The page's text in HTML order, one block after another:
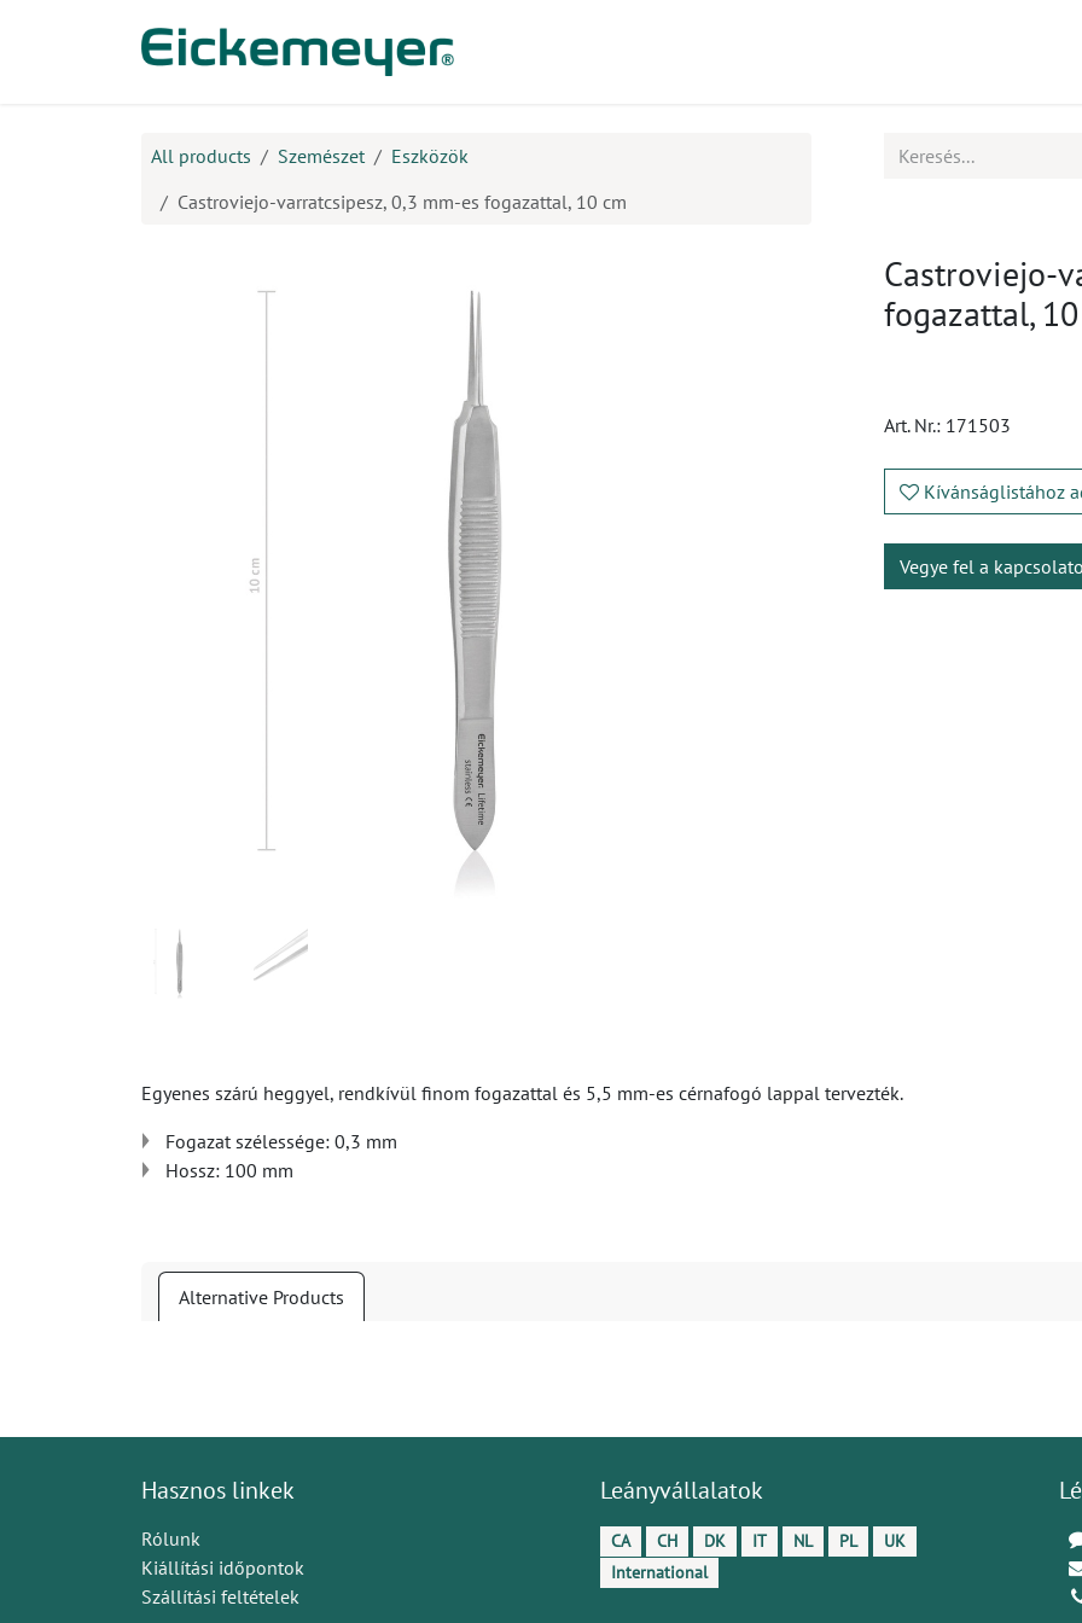
All products Szemészet
Eszközök
Castroviejo-varratcsipesz, 0,3 mm-es fogazattal, 10 cm
Castroviejo-
fogazattal,
Art. Nr.: 171503
Kívánságlistához
Vegye fel a
Egyenes szárú heggyel, rendkívül finom fogazattal és 5,5 mm-es cérnafogó lappal tervezték.
Fogazat szélessége: 0,3 mm
Hossz: 100 mm
Alternative Products
Hasznos linkek
Rólunk
Kiállítási időpontok
Szállítási feltételek
Leányvállalatok
CA CH DK IT NL PL
UK
International